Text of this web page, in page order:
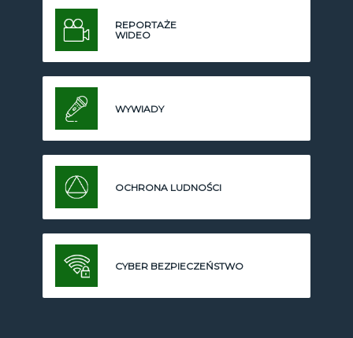
REPORTAŻE
WIDEO
WYWIADY
OCHRONA LUDNOŚCI
CYBER BEZPIECZEŃSTWO